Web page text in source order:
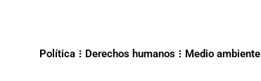
Política Derechos humanos Medio ambiente